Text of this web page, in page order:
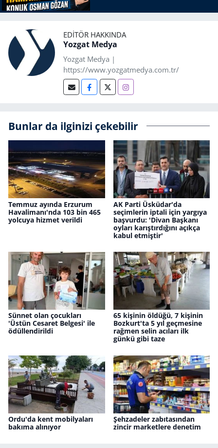
EDITÖR HAKKINDA
Yozgat Medya
Yozgat Medya |
https://www.yozgatmedya.com.tr/
Bunlar da ilginizi çekebilir
Temmuz ayında Erzurum
Havalimanı'nda 103 bin 465
yolcuya hizmet verildi
AK Parti Üsküdar'da
seçimlerin iptali için yargıya
başvurdu: 'Divan Başkanı
oyları karıştırdığını açıkça
kabul etmiştir'
Sünnet olan çocukları
'Üstün Cesaret Belgesi' ile
ödüllendirildi
65 kişinin öldüğü, 7 kişinin
Bozkurt'ta 5 yıl geçmesine
rağmen selin acıları ilk
günkü gibi taze
Ordu'da kent mobilyaları
bakıma alınıyor
Şehzadeler zabıtasından
zincir marketlere denetim